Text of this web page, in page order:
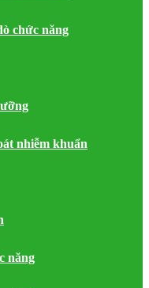
chức năng
nhiễm khuẩn
năng